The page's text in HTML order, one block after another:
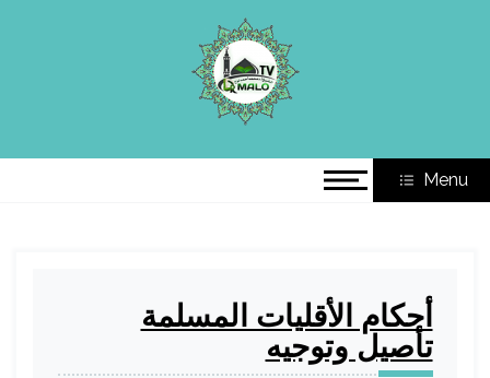
الموقع الرسمي للشيخ د. محمد
أحمد لوح
أ.د. محمد أحمد لوح
Menu
أحكام الأقليات المسلمة
تأصيل وتوجيه